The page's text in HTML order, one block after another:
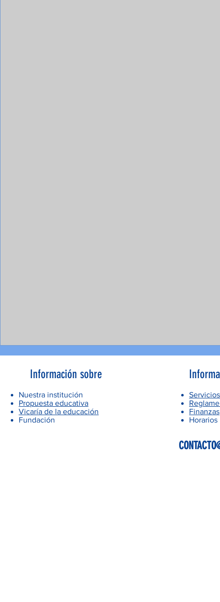
Información sobre
Nuestra institución
Propuesta educativa
Vicaría de la educación
Fundación
Servicios
Finanzas
Horarios